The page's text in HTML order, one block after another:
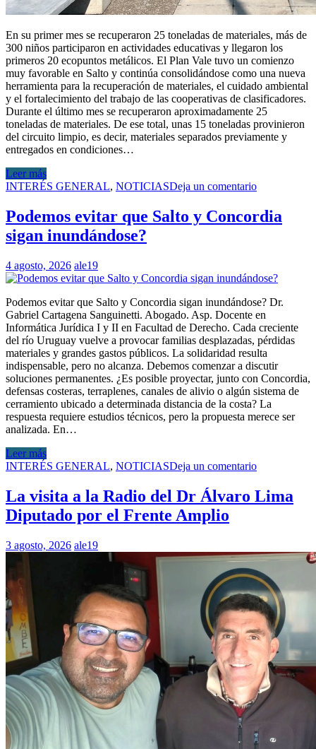
En su primer mes se recuperaron 25 toneladas de materiales, más de
300 niños participaron en actividades educativas y llegaron los
primeros 20 ecopuntos metálicos. El Plan Vale tuvo un comienzo
muy favorable en Salto y continúa consolidándose como una nueva
herramienta para la recuperación de materiales, el cuidado ambiental
y el fortalecimiento del trabajo de las cooperativas de clasificadores.
Durante el último mes se recuperaron aproximadamente 25
toneladas de materiales. De ese total, unas 15 toneladas provinieron
del circuito limpio, es decir, materiales separados previamente y
entregados en condiciones…
Leer más
INTERÉS GENERAL, NOTICIASDeja un comentario
Podemos evitar que Salto y Concordia
sigan inundándose?
4 agosto, 2026 ale19
Podemos evitar que Salto y Concordia sigan inundándose? Dr.
Gabriel Cartagena Sanguinetti. Abogado. Asp. Docente en
Informática Jurídica I y II en Facultad de Derecho. Cada creciente
del río Uruguay vuelve a provocar familias desplazadas, pérdidas
materiales y grandes gastos públicos. La solidaridad resulta
indispensable, pero no alcanza. Debemos comenzar a discutir
soluciones permanentes. ¿Es posible proyectar, junto con Concordia,
defensas costeras, terraplenes, canales de alivio o algún sistema de
cerramiento ubicado a determinada distancia de la costa? La
respuesta requiere estudios técnicos, pero la propuesta merece ser
analizada. En…
Leer más
INTERÉS GENERAL, NOTICIASDeja un comentario
La visita a la Radio del Dr Álvaro Lima
Diputado por el Frente Amplio
3 agosto, 2026 ale19